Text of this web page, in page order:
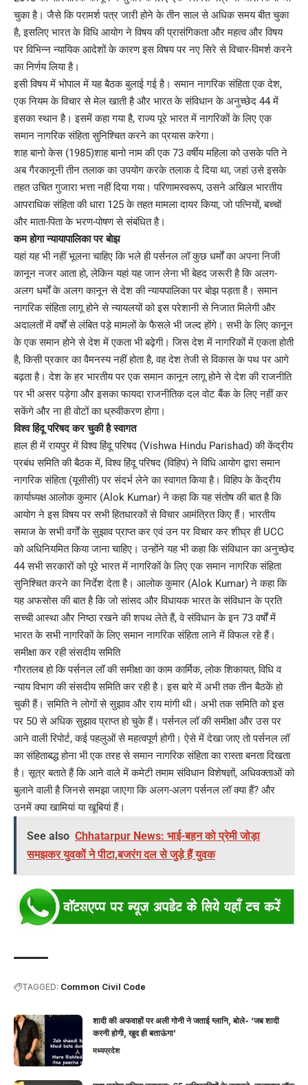
चुका है। जैसे कि परामर्श पत्र जारी होने के तीन साल से अधिक समय बीत चुका
है, इसलिए भारत के विधि आयोग ने विषय की प्रासंगिकता और महत्व और विषय
पर विभिन्न न्यायिक आदेशों के कारण इस विषय पर नए सिरे से विचार-विमर्श करने
का निर्णय लिया है।
इसी विषय में भोपाल में यह बैठक बुलाई गई है। समान नागरिक संहिता एक देश,
एक नियम के विचार से मेल खाती है और भारत के संविधान के अनुच्छेद 44 में
इसका स्थान है। इसमें कहा गया है, राज्य पूरे भारत में नागरिकों के लिए एक
समान नागरिक संहिता सुनिश्चित करने का प्रयास करेगा।
शाह बानो केस (1985)शाह बानो नाम की एक 73 वर्षीय महिला को उसके पति ने
अब गैरकानूनी तीन तलाक का उपयोग करके तलाक दे दिया था, जहां उसे इसके
तहत उचित गुजारा भत्ता नहीं दिया गया। परिणामस्वरूप, उसने अखिल भारतीय
आपराधिक संहिता की धारा 125 के तहत मामला दायर किया, जो पत्नियों, बच्चों
और माता-पिता के भरण-पोषण से संबंधित है।
कम होगा न्यायापालिका पर बोझ
यहां यह भी नहीं भूलना चाहिए कि भले ही पर्सनल लॉ कुछ धर्मों का अपना निजी
कानून नजर आता हो, लेकिन यहां यह जान लेना भी बेहद जरूरी है कि अलग-
अलग धर्मों के अलग कानून से देश की न्यायपालिका पर बोझ पड़ता है। समान
नागरिक संहिता लागू होने से न्यायलयों को इस परेशानी से निजात मिलेगी और
अदालतों में वर्षों से लंबित पड़े मामलों के फैसले भी जल्द होंगे। सभी के लिए कानून
के एक समान होने से देश में एकता भी बढ़ेगी। जिस देश में नागरिकों में एकता होती
है, किसी प्रकार का वैमनस्य नहीं होता है, वह देश तेजी से विकास के पथ पर आगे
बढ़ता है। देश के हर भारतीय पर एक समान कानून लागू होने से देश की राजनीति
पर भी असर पड़ेगा और इसका फायदा राजनीतिक दल वोट बैंक के लिए नहीं कर
सकेंगे और ना ही वोटों का ध्रुवीकरण होगा।
विश्व हिंदू परिषद कर चुकी है स्वागत
हाल ही में रायपुर में विश्व हिंदू परिषद (Vishwa Hindu Parishad) की केंद्रीय
प्रबंध समिति की बैठक में, विश्व हिंदू परिषद (विहिप) ने विधि आयोग द्वारा समान
नागरिक संहिता (यूसीसी) पर संदर्भ लेने का स्वागत किया है। विहिप के केंद्रीय
कार्याध्यक्ष आलोक कुमार (Alok Kumar) ने कहा कि यह संतोष की बात है कि
आयोग ने इस विषय पर सभी हितधारकों से विचार आमंत्रित किए हैं। भारतीय
समाज के सभी वर्गों के सुझाव प्राप्त कर एवं उन पर विचार कर शीघ्र ही UCC
को अधिनियमित किया जाना चाहिए। उन्होंने यह भी कहा कि संविधान का अनुच्छेद
44 सभी सरकारों को पूरे भारत में नागरिकों के लिए एक समान नागरिक संहिता
सुनिश्चित करने का निर्देश देता है। आलोक कुमार (Alok Kumar) ने कहा कि
यह अफसोस की बात है कि जो सांसद और विधायक भारत के संविधान के प्रति
सच्ची आस्था और निष्ठा रखने की शपथ लेते हैं, वे संविधान के इन 73 वर्षों में
भारत के सभी नागरिकों के लिए समान नागरिक संहिता लाने में विफल रहे हैं।
समीक्षा कर रही संसदीय समिति
गौरतलब हो कि पर्सनल लॉ की समीक्षा का काम कार्मिक, लोक शिकायत, विधि व
न्याय विभाग की संसदीय समिति कर रही है। इस बारे में अभी तक तीन बैठकें हो
चुकी हैं। समिति ने लोगों से सुझाव और राय मांगी थी। अभी तक समिति को इस
पर 50 से अधिक सुझाव प्राप्त हो चुके हैं। पर्सनल लॉ की समीक्षा और उस पर
आने वाली रिपोर्ट, कई पहलुओं से महत्वपूर्ण होगी। ऐसे में देखा जाए तो पर्सनल लॉ
का संहिताबद्ध होना भी एक तरह से समान नागरिक संहिता का रास्ता बनता दिखता
है। सूत्र बताते हैं कि आने वाले में कमेटी तमाम संविधान विशेषज्ञों, अधिवक्ताओं को
बुलाने वाली है जिनसे समझा जाएगा कि अलग-अलग पर्सनल लॉ क्या हैं? और
उनमें क्या खामियां या खूबियां हैं।
See also Chhatarpur News: भाई-बहन को प्रेमी जोड़ा
समझकर युवकों ने पीटा,बजरंग दल से जुड़े हैं युवक
TAGGED: Common Civil Code
शादी की अफवाहों पर अली गोनी ने जताई ग्लानि, बोले- ‘जब शादी
करनी होगी, खुद ही बताऊंगा’
मध्यप्रदेश